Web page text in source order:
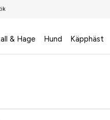
& Hage Hund Käpphäst